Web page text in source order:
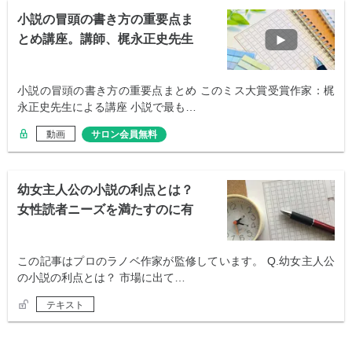
小説の冒頭の書き方の重要点ま
とめ講座。講師、梶永正史先生
小説の冒頭の書き方の重要点まとめ このミス大賞受賞作家：梶
永正史先生による講座 小説で最も…
動画 サロン会員無料
幼女主人公の小説の利点とは？
女性読者ニーズを満たすのに有
この記事はプロのラノベ作家が監修しています。 Q.幼女主人公
の小説の利点とは？ 市場に出て…
テキスト